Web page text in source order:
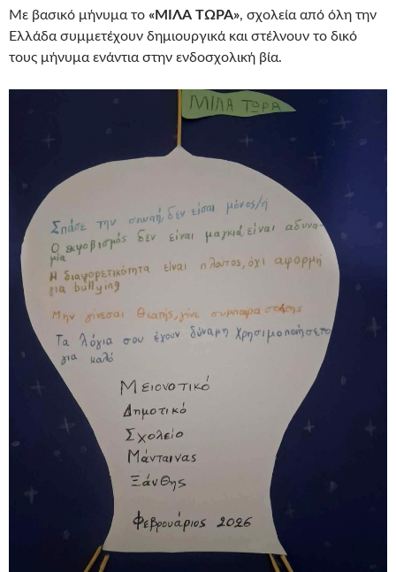
Με βασικό μήνυμα το «ΜΙΛΑ ΤΩΡΑ», σχολεία από όλη την
Ελλάδα συμμετέχουν δημιουργικά και στέλνουν το δικό
τους μήνυμα ενάντια στην ενδοσχολική βία.